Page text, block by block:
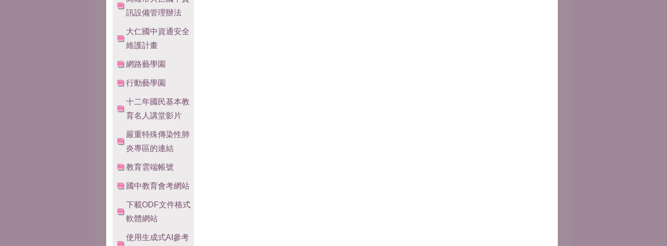
訊設備管理辦法
大仁國中資通安全
維護計畫
網路藝學園
行動藝學園
十二年國民基本教
育名人講堂影片
嚴重特殊傳染性肺
炎專區的連結
教育雲端帳號
國中教育會考網站
下載ODF文件格式
軟體網站
使用生成式AI參考